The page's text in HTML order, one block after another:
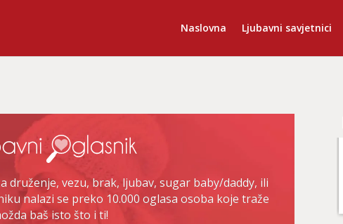
Naslovna Ljubavni savjetnici
druženje, vezu, brak, ljubav, sugar baby/daddy, ili
nalazi se preko 10.000 oglasa osoba koje traže
baš isto što i ti!